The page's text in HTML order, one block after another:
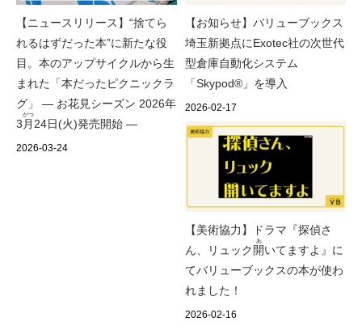
【ニュースリリース】“捨てら
れるはずだった本”に新たな役
目。本のアップサイクルから生
まれた「本だったピクニックラ
グ」 ― お花見シーズン 2026年
3 月
がつ
24日(火)発売開始 ―
2026-03-24
【お知らせ】バリューブックス
埼玉新拠点にExotec社の次世代
型倉庫自動化システム
「Skypod®」を導入
2026-02-17
【美術協力】ドラマ『探偵さ
ん、リュック 開
あ
いてますよ』に
てバリューブックスの本が使わ
れました！
2026-02-16